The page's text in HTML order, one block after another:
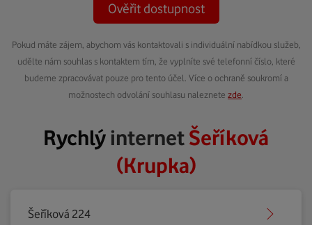
Ověřit dostupnost
Pokud máte zájem, abychom vás kontaktovali s individuální nabídkou služeb,
udělte nám souhlas s kontaktem tím, že vyplníte své telefonní číslo, které
budeme zpracovávat pouze pro tento účel. Více o ochraně soukromí a
možnostech odvolání souhlasu naleznete zde
RychlýinternetŠeříková
(Krupka)
Šeříková 224